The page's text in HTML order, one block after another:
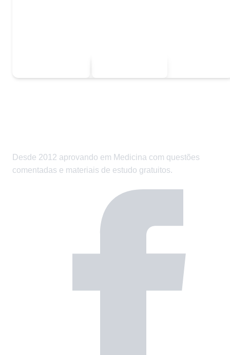
Desde 2012 aprovando em Medicina com questões
comentadas e materiais de estudo gratuitos.